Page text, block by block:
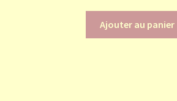
Ajouter au panier